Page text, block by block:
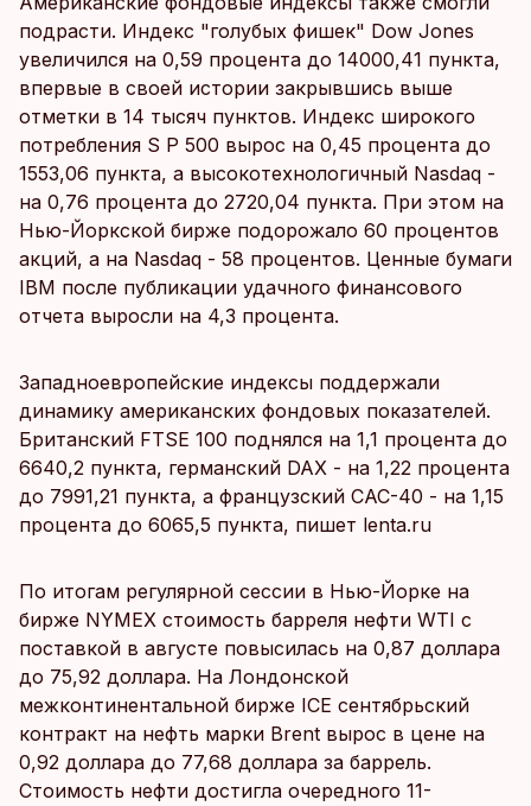
подрасти. Индекс "голубых фишек" Dow Jones
увеличился на 0,59 процента до 14000,41 пункта,
впервые в своей истории закрывшись выше
отметки в 14 тысяч пунктов. Индекс широкого
потребления S P 500 вырос на 0,45 процента до
1553,06 пункта, а высокотехнологичный Nasdaq -
на 0,76 процента до 2720,04 пункта. При этом на
Нью-Йоркской бирже подорожало 60 процентов
акций, а на Nasdaq - 58 процентов. Ценные бумаги
IBM после публикации удачного финансового
отчета выросли на 4,3 процента.
Западноевропейские индексы поддержали
динамику американских фондовых показателей.
Британский FTSE 100 поднялся на 1,1 процента до
6640,2 пункта, германский DAX - на 1,22 процента
до 7991,21 пункта, а французский САС-40 - на 1,15
процента до 6065,5 пункта, пишет lenta.ru
По итогам регулярной сессии в Нью-Йорке на
бирже NYMEX стоимость барреля нефти WTI с
поставкой в августе повысилась на 0,87 доллара
до 75,92 доллара. На Лондонской
межконтинентальной бирже ICE сентябрьский
контракт на нефть марки Brent вырос в цене на
0,92 доллара до 77,68 доллара за баррель.
Стоимость нефти достигла очередного 11-